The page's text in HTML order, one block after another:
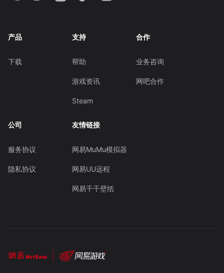
产品
下载
支持
帮助
游戏资讯
Steam
合作
业务咨询
网吧合作
公司
服务协议
隐私协议
友情链接
网易MuMu模拟器
网易UU远程
网易千千壁纸